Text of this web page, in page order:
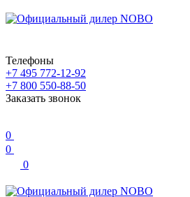
Телефоны
+7 495 772-12-92
+7 800 550-88-50
Заказать звонок
0
0
0